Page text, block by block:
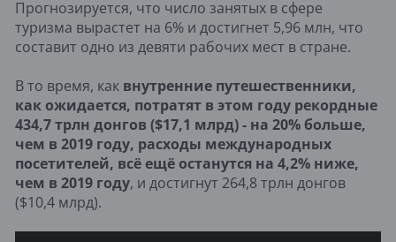
Прогнозируется, что число занятых в сфере
туризма вырастет на 6% и достигнет 5,96 млн, что
составит одно из девяти рабочих мест в стране.
В то время, как внутренние путешественники,
как ожидается, потратят в этом году рекордные
434,7 трлн донгов ($17,1 млрд) - на 20% больше,
чем в 2019 году, расходы международных
посетителей, всё ещё останутся на 4,2% ниже,
чем в 2019 году, и достигнут 264,8 трлн донгов
($10,4 млрд).